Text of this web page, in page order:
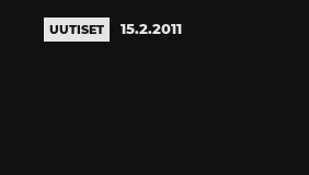
UUTISET 15.2.2011